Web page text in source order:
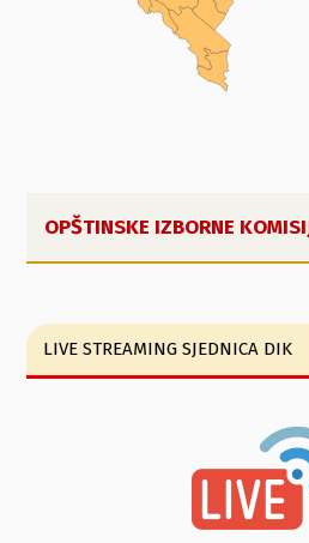
OPŠTINSKE IZBORNE
LIVE STREAMING SJEDNICA DIK